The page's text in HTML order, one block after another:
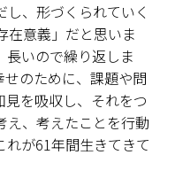
、形づくられていく
在意義」だと思いま
いので繰り返しま
のために、課題や問
を吸収し、それをつ
え、考えたことを行動
れが61年間生きてきて